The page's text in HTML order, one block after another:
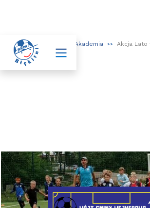
>> Aktualności Akademia >> Akcja
Akcja Lato w Orlu - lato